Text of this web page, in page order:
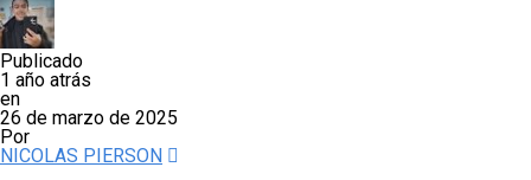
Publicado
1 año atrás
en
26 de marzo de 2025
Por
NICOLAS PIERSON